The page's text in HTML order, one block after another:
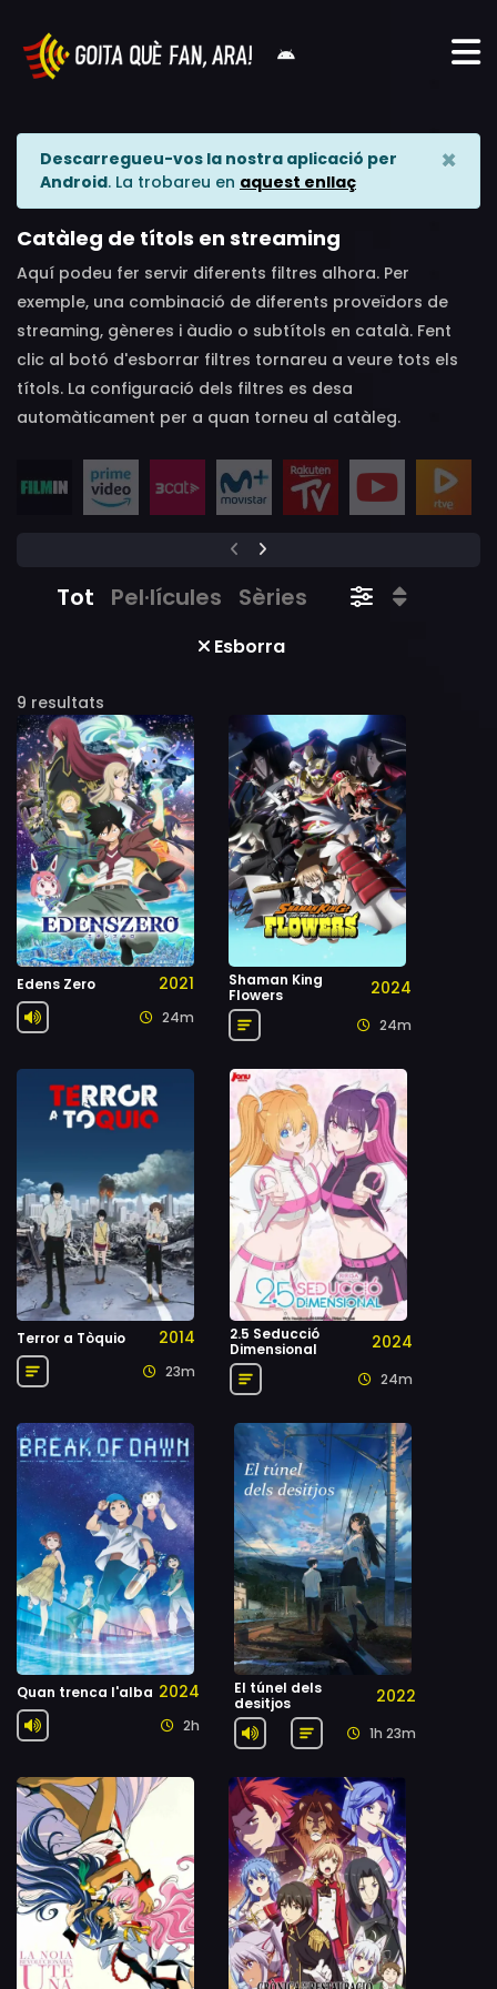
Descarregueu-vos la nostra aplicació per
Android. La trobareu en aquest enllaç
×
Catàleg de títols en streaming
Aquí podeu fer servir diferents filtres alhora. Per
exemple, una combinació de diferents proveïdors de
streaming, gèneres i àudio o subtítols en català. Fent
clic al botó d'esborrar filtres tornareu a veure tots els
títols. La configuració dels filtres es desa
automàticament per a quan torneu al catàleg.
Tot Pel·lícules Sèries
Esborra
9 resultats
Edens Zero 2021
24m
Shaman King
Flowers
2024
24m
Terror a Tòquio 2014
23m
2.5 Seducció
Dimensional
2024
24m
Quan trenca l'alba 2024
2h
El túnel dels
desitjos
2022
1h 23m